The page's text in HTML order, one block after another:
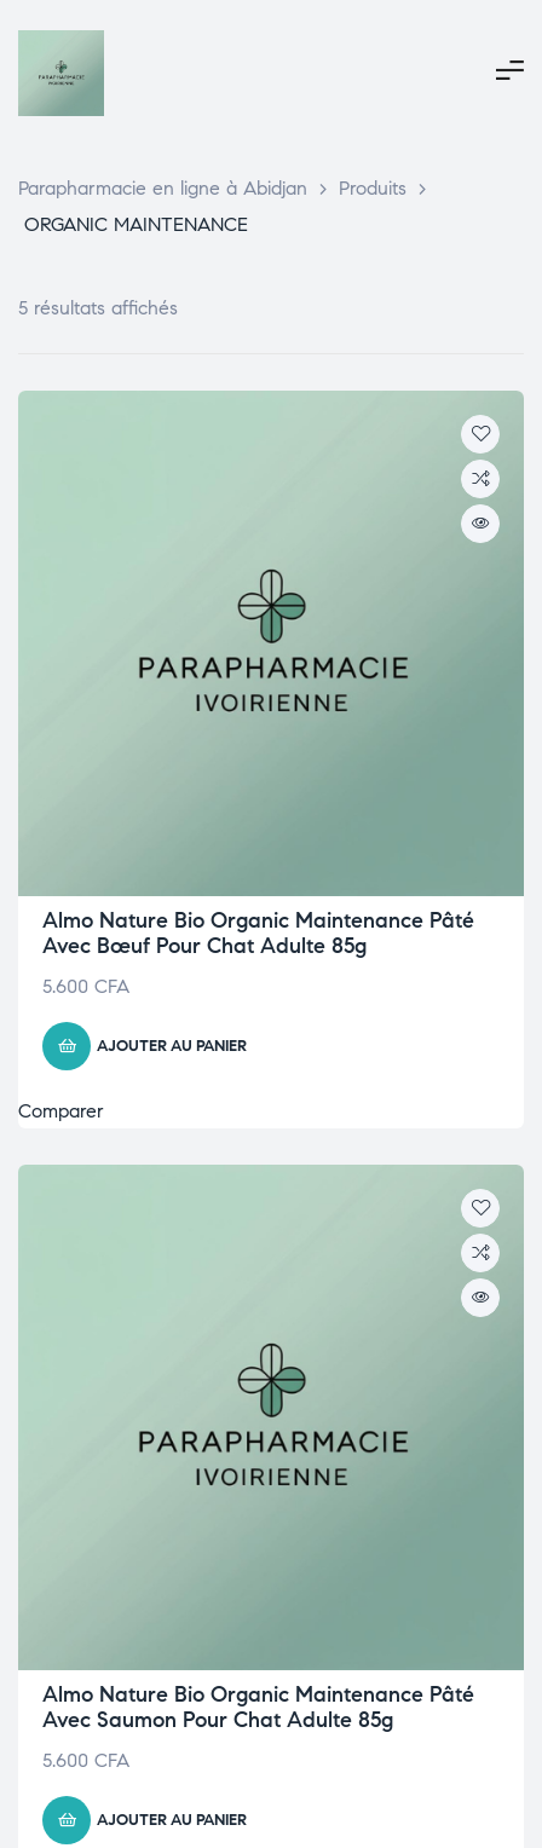
Parapharmacie en ligne à Abidjan > Produits
>
ORGANIC MAINTENANCE
5 résultats affichés
Almo Nature Bio Organic Maintenance Pâté
Avec Bœuf Pour Chat Adulte 85g
5.600 CFA
AJOUTER AU PANIER
Comparer
Almo Nature Bio Organic Maintenance Pâté
Avec Saumon Pour Chat Adulte 85g
5.600 CFA
AJOUTER AU PANIER